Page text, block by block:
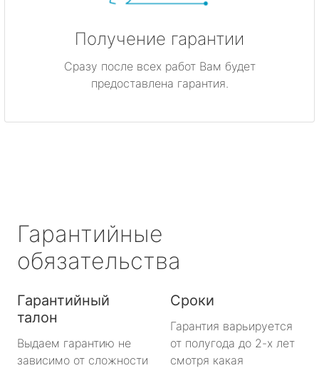
Получение гарантии
Сразу после всех работ Вам будет
предоставлена гарантия.
Гарантийные
обязательства
Гарантийный
талон
Выдаем гарантию не
зависимо от сложности
Сроки
Гарантия варьируется
от полугода до 2-х лет
смотря какая